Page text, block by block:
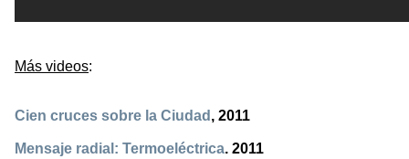
Más videos:
Cien cruces sobre la Ciudad , 2011
Mensaje radial: Termoeléctrica. 2011